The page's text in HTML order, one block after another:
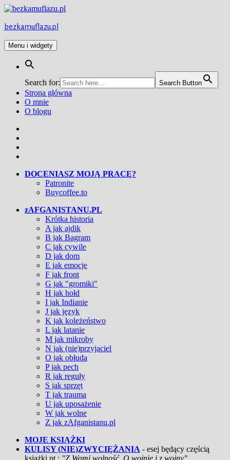
Przejdź
treści
bezkamuflazu.pl
Menu i widgety
Search for: Search Button
Strona główna
O mnie
O blogu
DOCENIASZ MOJĄ PRACĘ?
Patronite
Buycoffee.to
zAFGANISTANU.PL
Krótka historia
A jak ajdik
B jak Bagram
C jak cywile
D jak dom
E jak emocje
F jak front
G jak "gromiki"
H jak hołd
I jak Indianie
J jak język
K jak koleżeństwo
L jak latanie
M jak mikroby
N jak (nie)przyjaciel
O jak obłuda
P jak pech
R jak reguły
S jak sprzęt
T jak trauma
U jak uposażenie
W jak wolne
Z jak zAfganistanu.pl
MOJE KSIĄŻKI
KULISY (NIE)ZWYCIĘŻANIA - esej będący częścią
książki pt.: "Z Wami wolność. O wojnie i z wojny"